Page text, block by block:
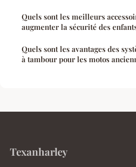
Quels sont les meilleurs
augmenter la sécurité des
Quels sont les avantages des
à tambour pour les motos
Texanharley